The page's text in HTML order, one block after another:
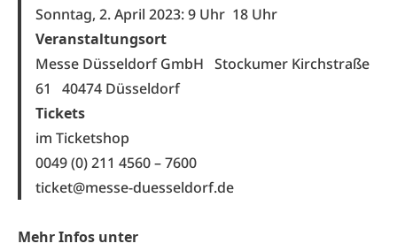
Sonntag, 2. April 2023: 9 Uhr 18 Uhr
Veranstaltungsort
Messe Düsseldorf GmbH Stockumer Kirchstraße
61 40474 Düsseldorf
Tickets
im Ticketshop
0049 (0) 211 4560 – 7600
ticket@messe-duesseldorf.de
Mehr Infos unter